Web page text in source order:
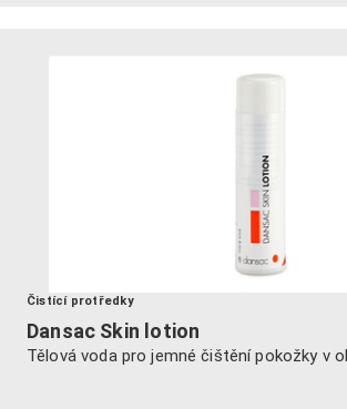
Čistící protředky
Dansac Skin lotion
Tělová voda pro jemné čištění pokožky v